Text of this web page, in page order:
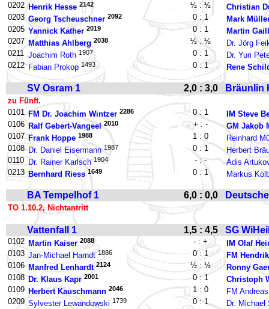
0202 Henrik Hesse 2142 ½ : ½
Christian
0203 Georg Tscheuschner 2092 0 : 1
Mark
0205 Yannick Kather 2019 0 : 1
Martin
0207 Matthias Ahlberg 2038 ½ : ½
Dr. Jörg
0211 Joachim Roth 1907 0 : 1
Dr. Yuri
0212 Fabian Prokop 1493 0 : 1 Rene
SV Osram 1 2,0 : 3,0 Bräunlin
zu Fünft.
0101 FM Dr. Joachim Wintzer 2286 0 : 1
IM Steve
0106 Ralf Gebert-Vangeel 2010 + : -
GM Jakob
0107 Frank Hoppe 1988 1 : 0
Reinhard
0108 Dr. Daniel Eisermann 1987 0 : 1
Herbert
0110 Dr. Rainer Karlsch 1904 - : -
Adis
0213 Bernhard Riess 1649 0 : 1 Markus
BA Tempelhof 1 6,0 : 0,0
TO 1.10.2, Nichtantritt
Vattenfall 1 1,5 : 4,5 SG
0102 Martin Kaiser 2088 - : +
IM Olaf
0103 Jan-Michael Harndt 1886 0 : 1
FM
0106 Manfred Lenhardt 2124 ½ : ½
Ronny
0108 Dr. Klaus Kapr 2001 0 : 1
Christoph
0109 Herbert Kauschmann 2046 1 : 0
FM
0209 Sylvester Lewandowski 1739 0 : 1 Dr. Michael